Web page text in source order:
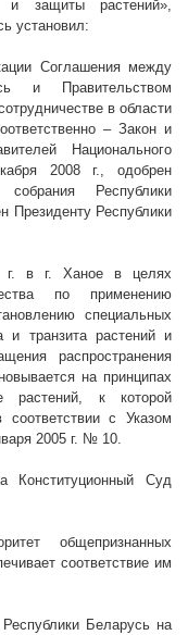
и защиты растений»,
установил:
Соглашения между
и Правительством
в области
– Закон и
Национального
2008 г., одобрен
Республики
Президенту Республики
. в г. Ханое в целях
по применению
специальных
и транзита растений и
распространения
на принципах
растений, к которой
соответствии с Указом
2005 г. № 10.
Конституционный Суд
общепризнанных
соответствие им
Беларусь на